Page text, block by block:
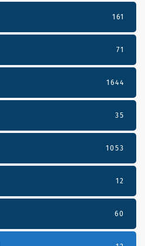
161
71
1644
35
1053
12
60